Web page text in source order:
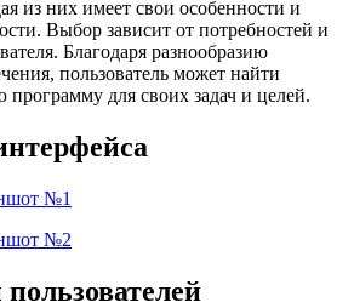
из них имеет свои особенности и
Выбор зависит от потребностей и
Благодаря разнообразию
пользователь может найти
для своих задач и целей.